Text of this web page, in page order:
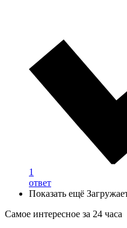
1
ответ
Показать ещё
Самое интересное за 24 часа